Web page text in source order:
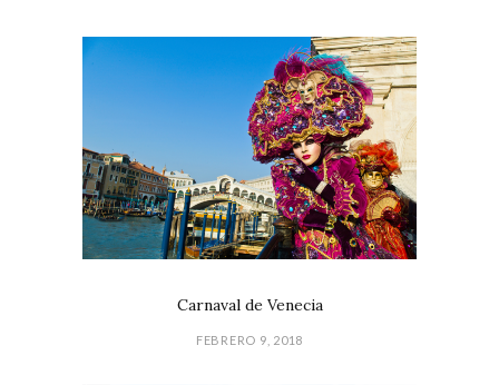
Carnaval de Venecia
FEBRERO 9, 2018